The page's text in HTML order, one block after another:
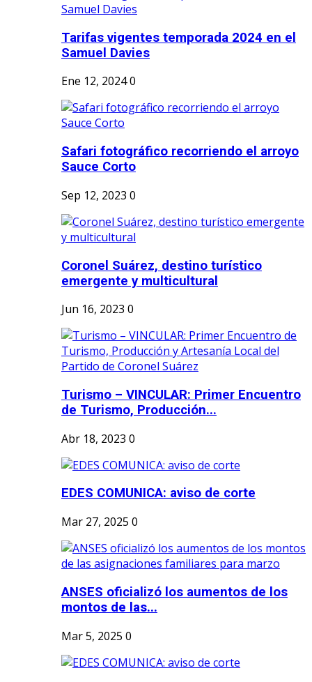
Tarifas vigentes temporada 2024 en el
Samuel Davies
Ene 12, 20240
Safari fotográfico recorriendo el arroyo
Sauce Corto
Sep 12, 2023 0
Coronel Suárez, destino turístico
emergente y multicultural
Jun 16, 2023 0
Turismo – VINCULAR: Primer Encuentro
de Turismo, Producción...
Abr 18, 2023 0
EDES COMUNICA: aviso de corte
Mar 27, 2025 0
ANSES oficializó los aumentos de los
montos de las...
Mar 5, 2025 0